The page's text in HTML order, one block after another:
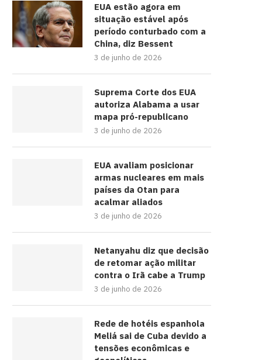
EUA estão agora em
situação estável após
período conturbado com a
China, diz Bessent
3 de junho de 2026
Suprema Corte dos EUA
autoriza Alabama a usar
mapa pró-republicano
3 de junho de 2026
EUA avaliam posicionar
armas nucleares em mais
países da Otan para
acalmar aliados
3 de junho de 2026
Netanyahu diz que decisão
de retomar ação militar
contra o Irã cabe a Trump
3 de junho de 2026
Rede de hotéis espanhola
Meliá sai de Cuba devido a
tensões econômicas e